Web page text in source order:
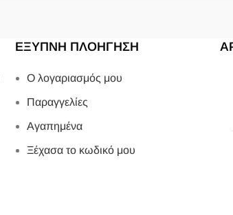
ΕΞΥΠΝΗ ΠΛΟΗΓΗΣΗ
Ο λογαριασμός μου
Παραγγελίες
Αγαπημένα
Ξέχασα το κωδικό μου